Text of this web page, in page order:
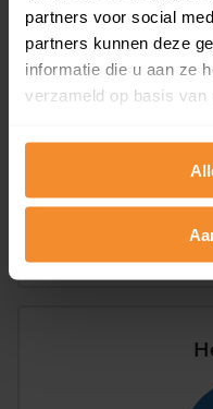
partners voor social
partners kunnen deze
informatie die u aan ze
verzameld op basis van
Stel (geen
Gezin (met